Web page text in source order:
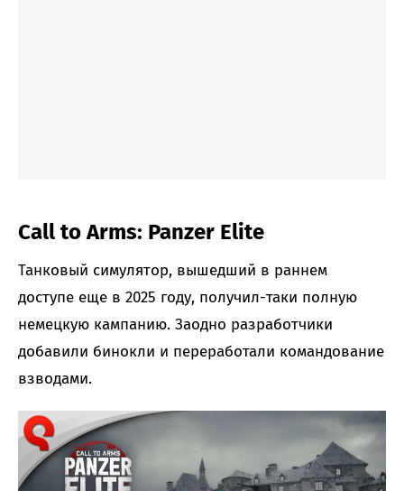
Call to Arms: Panzer Elite
Танковый симулятор, вышедший в раннем
доступе еще в 2025 году, получил-таки полную
немецкую кампанию. Заодно разработчики
добавили бинокли и переработали командование
взводами.